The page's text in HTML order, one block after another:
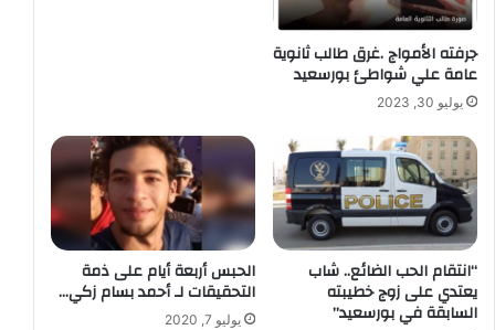
جرفته الأمواج .غرق طالب ثانوية
عامة علي شواطئ بورسعيد
يوليو 30, 2023
“انتقام الحب الضائع.. شاب
يعتدي على زوج خطيبته
السابقة في بورسعيد”
الحبس أربعة أيام على ذمة
التحقيقات لـ أحمد بسام زكي…
يوليو 7, 2020